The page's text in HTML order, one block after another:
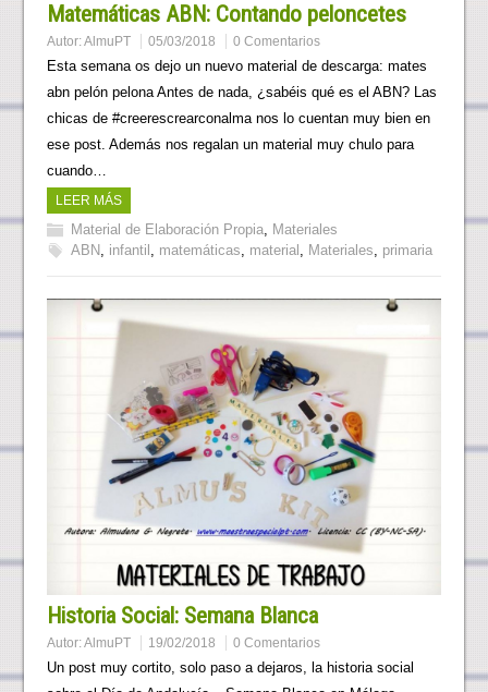
Matemáticas ABN: Contando peloncetes
Autor:AlmuPT 05/03/2018 0 Comentarios
Esta semana os dejo un nuevo material de descarga: mates
abn pelón pelona Antes de nada, ¿sabéis qué es el ABN? Las
chicas de #creerescrearconalma nos lo cuentan muy bien en
ese post. Además nos regalan un material muy chulo para
cuando…
LEER MÁS
Material de Elaboración Propia, Materiales
ABN, infantil , matemáticas, material , Materiales, primaria
Historia Social: Semana Blanca
Autor:AlmuPT 19/02/2018 0 Comentarios
Un post muy cortito, solo paso a dejaros, la historia social